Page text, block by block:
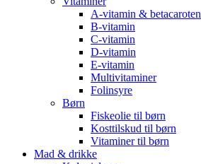
A-vitamin & betacaroten
B-vitamin
C-vitamin
D-vitamin
E-vitamin
Multivitaminer
Folinsyre
Børn
Fiskeolie til børn
Kosttilskud til børn
Vitaminer til børn
Mad & drikke